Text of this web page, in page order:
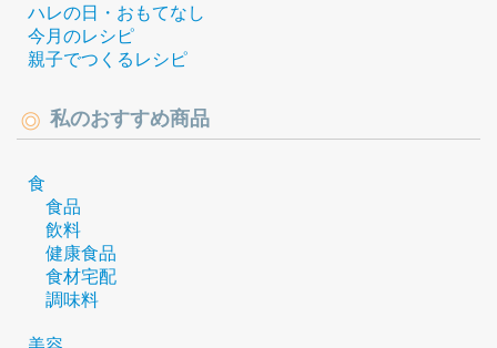
ハレの日・おもてなし
今月のレシピ
親子でつくるレシピ
私のおすすめ商品
食
食品
飲料
健康食品
食材宅配
調味料